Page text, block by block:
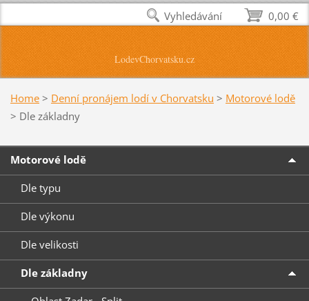
LodevChorvatsku.cz
Home > Denní pronájem lodí v Chorvatsku > Motorové lodě
> Dle základny
Motorové lodě
Dle typu
Dle výkonu
Dle velikosti
Dle základny
0,00 €
Vyhledávání